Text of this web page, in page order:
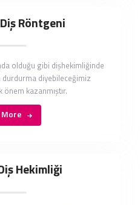
Röntgeni
olduğu gibi dişhekimliğinde
diyebileceğimiz
kazanmıştır.
Hekimliği